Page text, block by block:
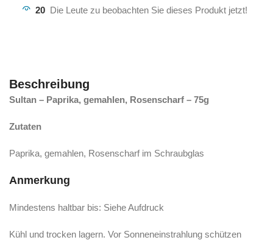
20 Die Leute zu beobachten Sie dieses Produkt jetzt!
Beschreibung
Sultan – Paprika, gemahlen, Rosenscharf – 75g
Zutaten
Paprika, gemahlen, Rosenscharf im Schraubglas
Anmerkung
Mindestens haltbar bis: Siehe Aufdruck
Kühl und trocken lagern. Vor Sonneneinstrahlung schützen